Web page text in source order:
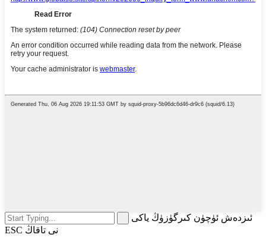
ئىزدەش ئۈچۈن كىرگۈزۈڭ ياكى
ESC نى تاقاڭ